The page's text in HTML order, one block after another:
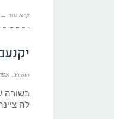
קרא עוד ←
Ycom אפריל
בשורה
לה